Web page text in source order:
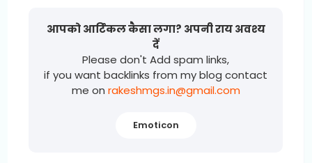
आपको आर्टिकल कैसा लगा? अपनी राय अवश्य
दें
Please don't Add spam links,
if you want backlinks from my blog contact
me on rakeshmgs.in@gmail.com
Emoticon